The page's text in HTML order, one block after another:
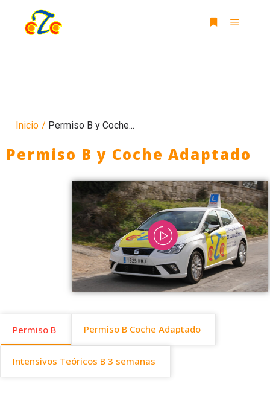
Inicio / Permiso B y Coche...
Permiso B y Coche Adaptado
Permiso B Permiso B Coche Adaptado
Intensivos Teóricos B 3 semanas